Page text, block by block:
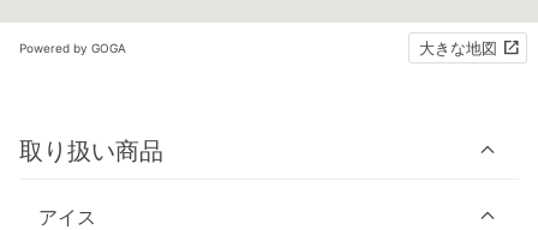
Powered by GOGA 大きな地図
取り扱い商品
アイス